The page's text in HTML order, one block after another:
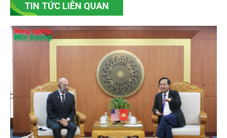
TIN TỨC LIÊN QUAN